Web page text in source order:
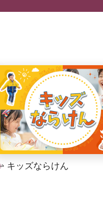
キッズならけん